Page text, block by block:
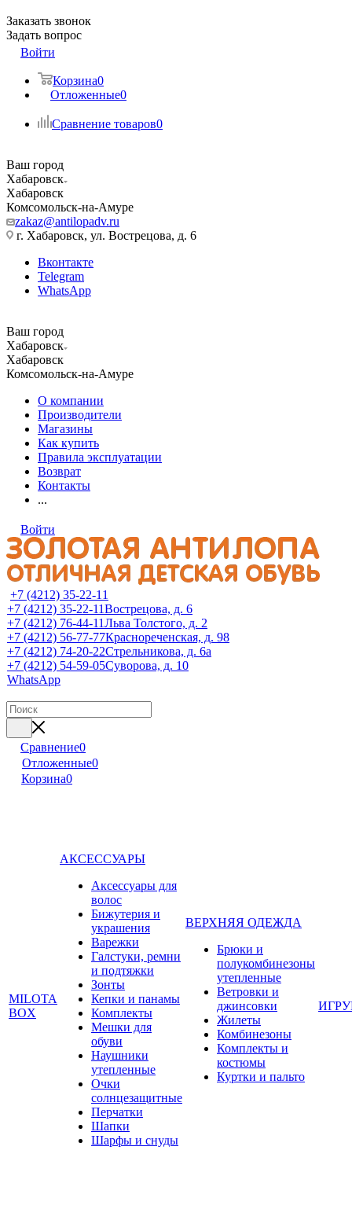
Заказать звонок
Задать вопрос
Войти
Корзина0
Отложенные0
Сравнение товаров0
Ваш город
Хабаровск
Хабаровск
Комсомольск-на-Амуре
zakaz@antilopadv.ru
г. Хабаровск, ул. Вострецова, д. 6
Вконтакте
Telegram
WhatsApp
Ваш город
Хабаровск
Хабаровск
Комсомольск-на-Амуре
О компании
Производители
Магазины
Как купить
Правила эксплуатации
Возврат
Контакты
...
Войти
+7 (4212) 35-22-11
+7 (4212) 35-22-11Вострецова, д. 6
+7 (4212) 76-44-11Льва Толстого, д. 2
+7 (4212) 56-77-77Краснореченская, д. 98
+7 (4212) 74-20-22Стрельникова, д. 6а
+7 (4212) 54-59-05Суворова, д. 10
WhatsApp
Сравнение0
Отложенные0
Корзина0
MILOTA
BOX
АКСЕССУАРЫ
Аксессуары для
волос
Бижутерия и
украшения
Варежки
Галстуки, ремни
и подтяжки
Зонты
Кепки и панамы
Комплекты
Мешки для
обуви
Наушники
утепленные
Очки
солнцезащитные
Перчатки
Шапки
Шарфы и снуды
ВЕРХНЯЯ ОДЕЖДА
Брюки и
полукомбинезоны
утепленные
Ветровки и
джинсовки
Жилеты
Комбинезоны
Комплекты и
костюмы
Куртки и пальто